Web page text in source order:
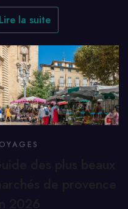
Lire la suite